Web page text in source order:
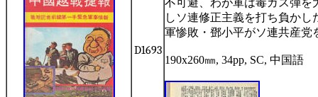
D1693
不可避、わが軍は毒ガス弾を
しソ連修正主義を打ち負か
軍惨敗・鄧小平がソ連共産
190x260㎜, 34pp, SC, 中国語